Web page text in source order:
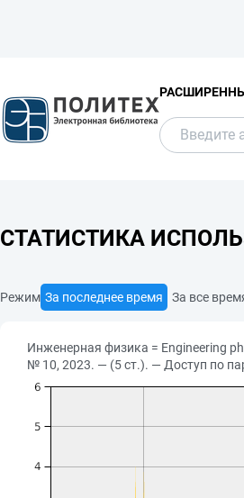
СТАТИСТИКА
Режим За последнее время За все
Инженерная физика = Engineering
№ 10, 2023. — (5 ст.). — Доступ по